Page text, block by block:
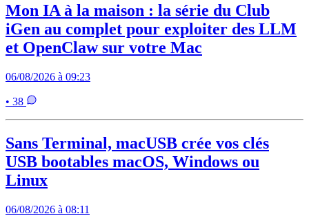
Mon IA à la maison : la série du Club
iGen au complet pour exploiter des LLM
et OpenClaw sur votre Mac
06/08/2026 à 09:23
• 38
Sans Terminal, macUSB crée vos clés
USB bootables macOS, Windows ou
Linux
06/08/2026 à 08:11